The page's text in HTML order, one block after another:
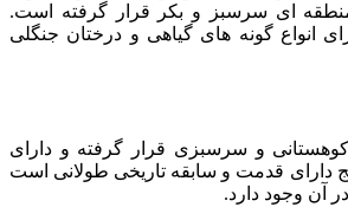
ای سرسبز و بکر قرار گرفته است.
انواع گونه های گیاهی و درختان جنگلی
و سرسبزی قرار گرفته و دارای
دارای قدمت و سابقه تاریخی طولانی است
آن وجود دارد.